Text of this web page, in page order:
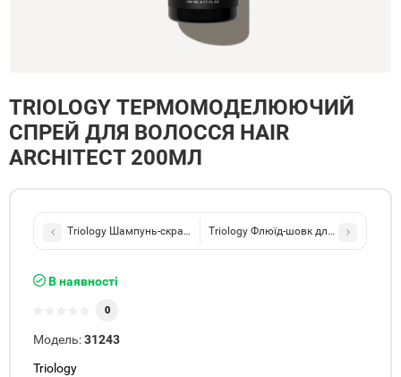
TRIOLOGY ТЕРМОМОДЕЛЮЮЧИЙ
СПРЕЙ ДЛЯ ВОЛОССЯ HAIR
ARCHITECT 200МЛ
Triology Шампунь-скраб для шкіри голови та волосся з
Triology Флюїд-шовк для блиску та
В наявності
0
Модель:31243
Triology